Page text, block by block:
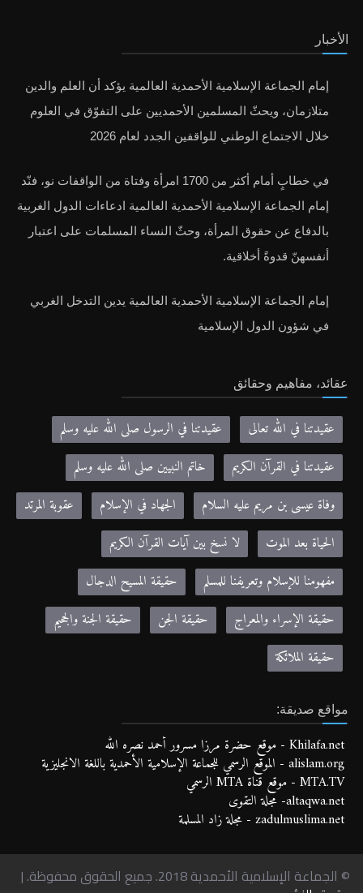
الأخبار
إمام الجماعة الإسلامية الأحمدية العالمية يؤكد أن العلم والدين
متلازمان، ويحثّ المسلمين الأحمديين على التفوّق في العلوم
خلال الاجتماع الوطني للواقفين الجدد لعام 2026
في خطابٍ أمام أكثر من 1700 امرأة وفتاة من الواقفات نو، فنّد
إمام الجماعة الإسلامية الأحمدية العالمية ادعاءات الدول الغربية
بالدفاع عن حقوق المرأة، وحثّ النساء المسلمات على اعتبار
أنفسهنّ قدوةً أخلاقية.
إمام الجماعة الإسلامية الأحمدية العالمية يدين التدخل الغربي
في شؤون الدول الإسلامية
عقائد، مفاهيم وحقائق
عقيدتنا في الله تعالى
عقيدتنا في الرسول صلى الله عليه وسلم
عقيدتنا في القرآن الكريم
خاتم النبيين صلى الله عليه وسلم
وفاة عيسى بن مريم عليه السلام
الجهاد في الإسلام
عقوبة المرتد
الحياة بعد الموت
لا نسخ بين آيات القرآن الكريم
مفهومنا للإسلام وتعريفنا للمسلم
حقيقة المسيح الدجال
حقيقة الإسراء والمعراج
حقيقة الجن
حقيقة الجنة والجحيم
حقيقة الملائكة
مواقع صديقة:
Khilafa.net - موقع حضرة مرزا مسرور أحمد نصره الله
alislam.org - الموقع الرسمي للجماعة الإسلامية الأحمدية باللغة الانجليزية
MTA.TV - موقع قناة MTA الرسمي
altaqwa.net- مجلة التقوى
zadulmuslima.net - مجلة زاد المسلمة
© الجماعة الإسلامية الأحمدية 2018. جميع الحقوق محفوظة. |